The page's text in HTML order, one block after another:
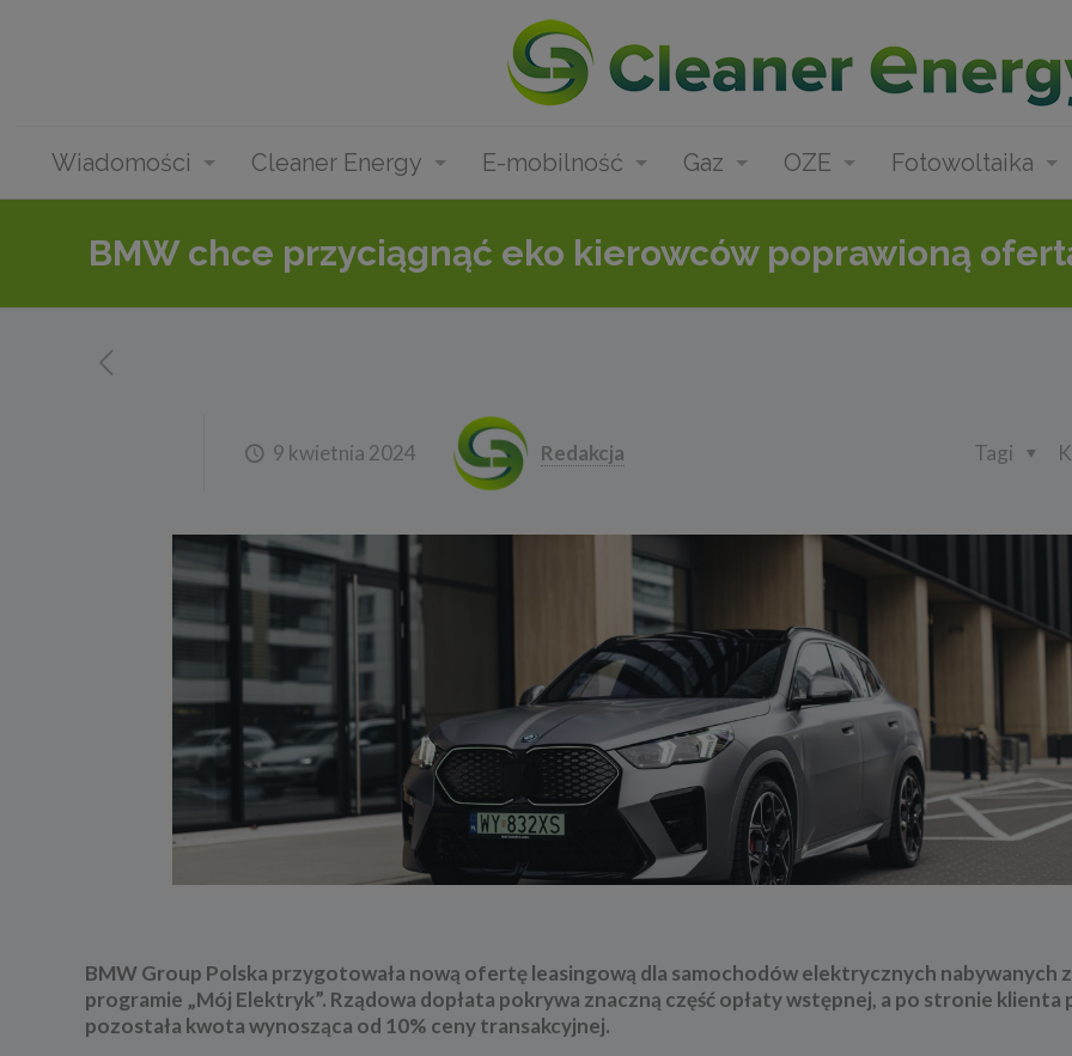
Wiadomości Cleaner Energy E-mobilność Gaz OZE Fotowoltaika
BMW chce przyciągnąć eko kierowców poprawioną
9 kwietnia 2024 Redakcja Tagi
BMW Group Polska przygotowała nową ofertę leasingową dla samochodów elektrycznych nabywanych
programie „Mój Elektryk”. Rządowa dopłata pokrywa znaczną część opłaty wstępnej, a po stronie klienta
pozostała kwota wynosząca od 10% ceny transakcyjnej.